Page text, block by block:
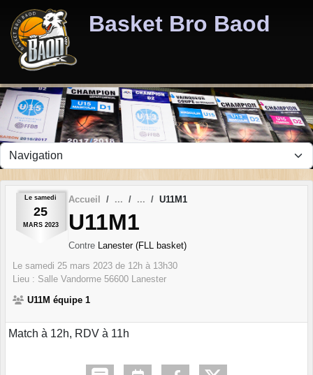
Basket Bro Baod
Le samedi
25
MARS 2023
Accueil U11M1
U11M1
Contre Lanester (FLL basket)
Le samedi 25 mars 2023 de 12h à 13h30
Lieu : Salle Vandorme 56600 Lanester
U11M équipe 1
Match à 12h, RDV à 11h
Panneau de gestion des cookies